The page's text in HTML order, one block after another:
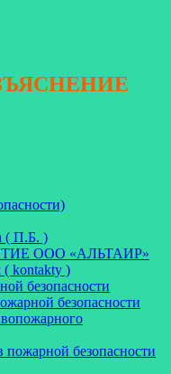
( П.Б. )
ООО «АЛЬТАИР»
( kontakty )
безопасности
безопасности
безопасности